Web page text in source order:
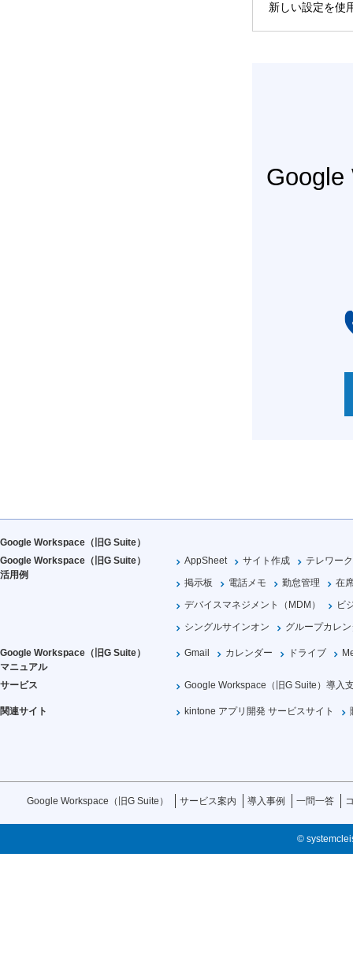
新しい設定を使
Google
Google Workspace（旧G Suite）
Google Workspace（旧G Suite）
活用例
AppSheet サイト作成
テレワーク
掲示板
電話メモ 勤怠管理
在
デバイスマネジメント（MDM）
ビ
シングルサインオン
グループカレ
Google Workspace（旧G Suite）
マニュアル
Gmail カレンダー ドライブ
サービス Google Workspace（旧G Suite）導入
関連サイト kintone アプリ開発 サービスサイト
Google Workspace（旧G Suite） サービス案内 導入事例 一問一答
©